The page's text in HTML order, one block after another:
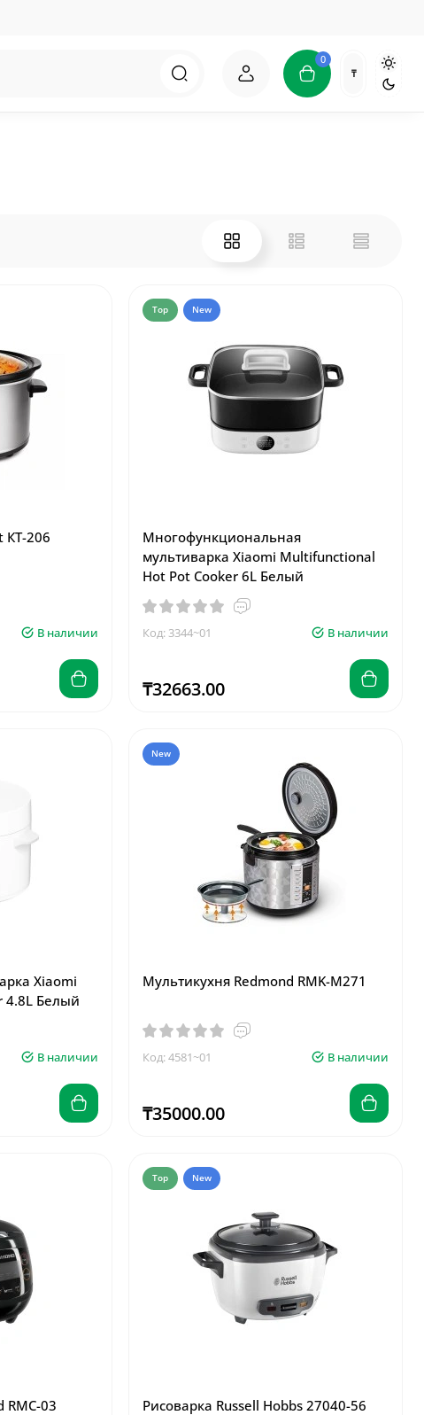
0
₸
КТ-206
В наличии
Top New
Многофункциональная
мультиварка Xiaomi Multifunctional
Hot Pot Cooker 6L Белый
Код: 3344~01 В наличии
₸32663.00
Xiaomi
4.8L Белый
В наличии
New
Мультикухня Redmond RMK-M271
Код: 4581~01 В наличии
₸35000.00
RMC-03
Top New
Рисоварка Russell Hobbs 27040-56